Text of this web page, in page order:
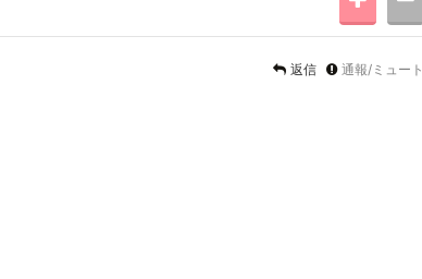
返信 通報/ミュート